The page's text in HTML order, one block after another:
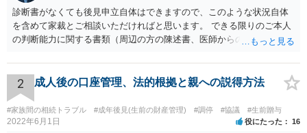
診断書がなくても後見申立自体はできますので、このような状況自体
を含めて家裁とご相談いただければと思います。 できる限りのご本人
の判断能力に関する書類（周辺の方の陳述書、医師からの聴取書等）
をしていただければそこから先は進むのではないかと存じます。 ま
た、Aさんの意向を酌みすぎるあまりに後見申立ができない状況にして
いる施設の問題もありますので、当該地域の地域包括支援センターに
ご相談されるのもひとつの方法です。
2 成人後の口座管理、法的根拠と親への説得方法
#家族間の相続トラブル #成年後見(生前の財産管理) #調停 #協議 #生前贈与
2022年6月1日 役にたった 16